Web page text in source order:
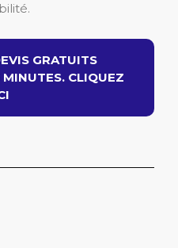
GRATUITS
CLIQUEZ